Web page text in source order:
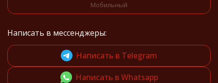
Мобильный
Написать в мессенджеры:
Написать в Telegram
Написать в Whatsapp